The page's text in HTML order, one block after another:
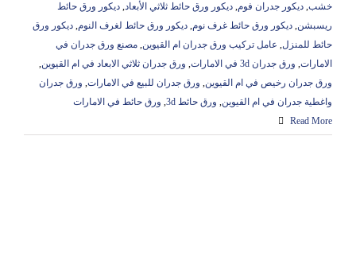
خشب, ديكور جدران فوم, ديكور ورق حائط ثلاثي الأبعاد, ديكور ورق حائط
ريسبشن, ديكور ورق حائط غرف نوم, ديكور ورق حائط لغرف النوم, ديكور ورق
حائط للمنزل, عامل تركيب ورق جدران ام القيوين, مصنع ورق جدران في
الامارات, ورق جدران 3d في الامارات , ورق جدران ثلاثي الابعاد في ام القيوين,
ورق جدران رخيص في ام القيوين, ورق جدران للبيع في الامارات, ورق جدران
واغطية جدران في ام القيوين, ورق حائط 3d , ورق حائط في الامارات
Read More